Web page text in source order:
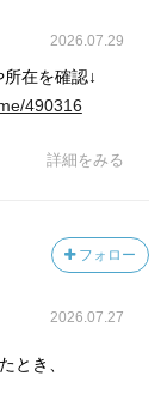
いたいと考え
の幸福はあり
、、と思われ
。
（永訣の朝よ
がある。
2026.07.29
在を確認↓
490316
詳細をみる
フォロー
2026.07.27
とき、